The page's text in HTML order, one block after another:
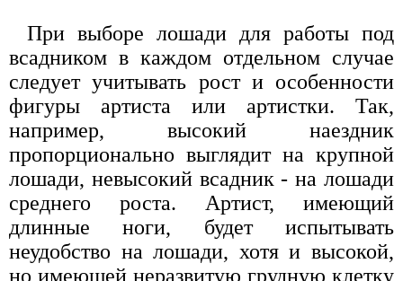
При выборе лошади для работы под
всадником в каждом отдельном случае
следует учитывать рост и особенности
фигуры артиста или артистки. Так,
например, высокий наездник
пропорционально выглядит на крупной
лошади, невысокий всадник - на лошади
среднего роста. Артист, имеющий
длинные ноги, будет испытывать
неудобство на лошади, хотя и высокой,
но имеющей неразвитую грудную клетку